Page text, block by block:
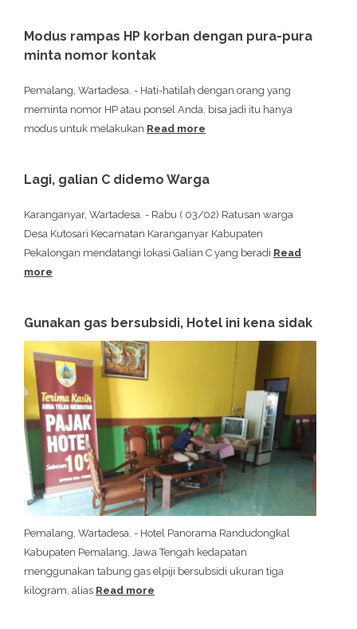
Modus rampas HP korban dengan pura-pura
minta nomor kontak
Pemalang, Wartadesa. - Hati-hatilah dengan orang yang
meminta nomor HP atau ponsel Anda, bisa jadi itu hanya
modus untuk melakukan Read more
Lagi, galian C didemo Warga
Karanganyar, Wartadesa. - Rabu ( 03/02) Ratusan warga
Desa Kutosari Kecamatan Karanganyar Kabupaten
Pekalongan mendatangi lokasi Galian C yang beradi Read
more
Gunakan gas bersubsidi, Hotel ini kena sidak
Pemalang, Wartadesa. - Hotel Panorama Randudongkal
Kabupaten Pemalang, Jawa Tengah kedapatan
menggunakan tabung gas elpiji bersubsidi ukuran tiga
kilogram, alias Read more